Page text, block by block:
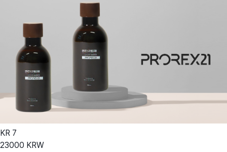
KR 7
23000 KRW